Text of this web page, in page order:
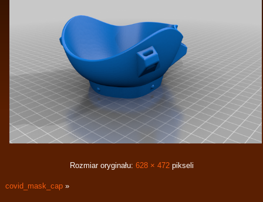
Rozmiar oryginału: 628 × 472pikseli
covid_mask_cap »